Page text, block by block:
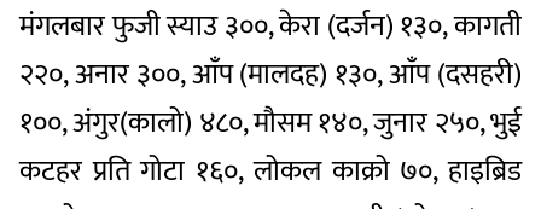
मंगलबार फुजी स्याउ ३००, केरा (दर्जन) १३०, कागती
२२०, अनार ३००, आँप (मालदह) १३०, आँप (दसहरी)
१००, अंगुर(कालो) ४८०, मौसम १४०, जुनार २५०, भुई
कटहर प्रति गोटा १६०, लोकल काक्रो ७०, हाइब्रिड